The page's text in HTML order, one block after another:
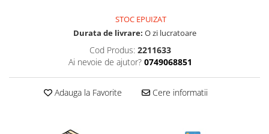
Scule, unelte si masini
Sfoara si franghii
Suruburi, dibluri si accesorii
Corpuri de iluminat
STOC EPUIZAT
Durata de livrare: O zi lucratoare
Cod Produs: 2211633
Ai nevoie de ajutor? 0749068851
Adauga la Favorite Cere informatii